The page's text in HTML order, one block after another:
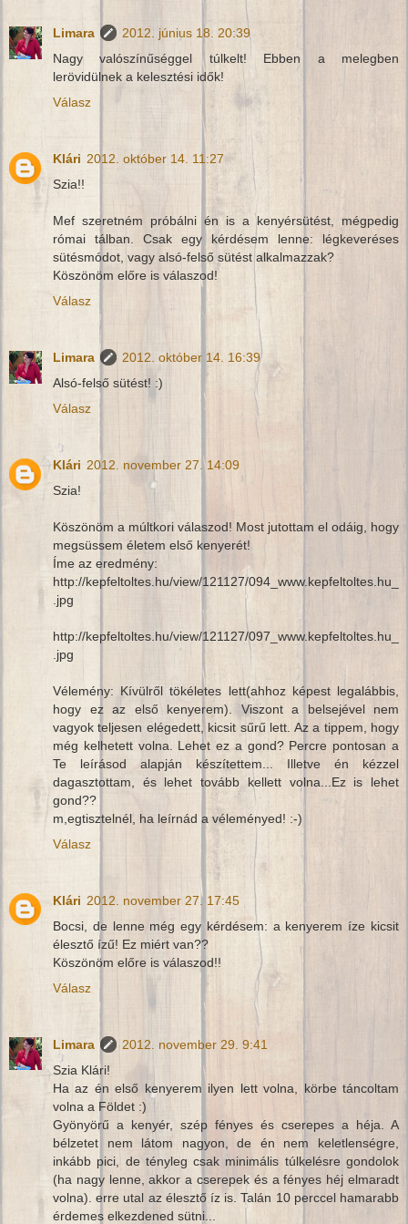
Limara
2012. június 18. 20:39
Nagy valószínűséggel túlkelt! Ebben a melegben
lerövidülnek a kelesztési idők!
Válasz
Klári 2012. október 14. 11:27
Szia!!
Mef szeretném próbálni én is a kenyérsütést, mégpedig
római tálban. Csak egy kérdésem lenne: légkeveréses
sütésmódot, vagy alsó-felső sütést alkalmazzak?
Köszönöm előre is válaszod!
Válasz
Limara
2012. október 14. 16:39
Alsó-felső sütést! :)
Válasz
Klári 2012. november 27. 14:09
Szia!
Köszönöm a múltkori válaszod! Most jutottam el odáig, hogy
megsüssem életem első kenyerét!
Íme az eredmény:
http://kepfeltoltes.hu/view/121127/094_www.kepfeltoltes.hu_
.jpg
http://kepfeltoltes.hu/view/121127/097_www.kepfeltoltes.hu_
.jpg
Vélemény: Kívülről tökéletes lett(ahhoz képest legalábbis,
hogy ez az első kenyerem). Viszont a belsejével nem
vagyok teljesen elégedett, kicsit sűrű lett. Az a tippem, hogy
még kelhetett volna. Lehet ez a gond? Percre pontosan a
Te leírásod alapján készítettem... Illetve én kézzel
dagasztottam, és lehet tovább kellett volna...Ez is lehet
gond??
m,egtisztelnél, ha leírnád a véleményed! :-)
Válasz
Klári 2012. november 27. 17:45
Bocsi, de lenne még egy kérdésem: a kenyerem íze kicsit
élesztő ízű! Ez miért van??
Köszönöm előre is válaszod!!
Válasz
Limara
2012. november 29. 9:41
Szia Klári!
Ha az én első kenyerem ilyen lett volna, körbe táncoltam
volna a Földet :)
Gyönyörű a kenyér, szép fényes és cserepes a héja. A
bélzetet nem látom nagyon, de én nem keletlenségre,
inkább pici, de tényleg csak minimális túlkelésre gondolok
(ha nagy lenne, akkor a cserepek és a fényes héj elmaradt
volna). erre utal az élesztő íz is. Talán 10 perccel hamarabb
érdemes elkezdened sütni...